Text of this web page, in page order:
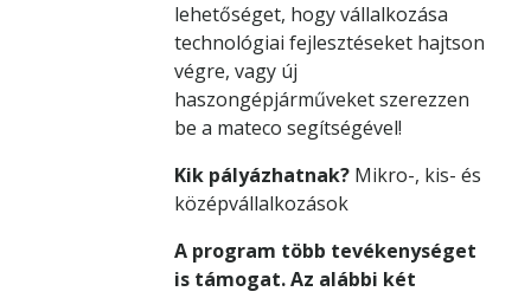
lehetőséget, hogy vállalkozása
technológiai fejlesztéseket hajtson
végre, vagy új
haszongépjárműveket szerezzen
be a mateco segítségével!
Kik pályázhatnak? Mikro-, kis- és
középvállalkozások
A program több tevékenységet
is támogat. Az alábbi két